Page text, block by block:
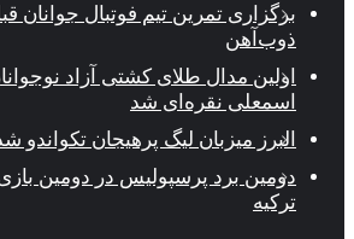
برگزاری تمرین تیم فوتبال جوانان
ذوب‌آهن
اولین مدال طلای کشتی آزاد
اسمعلی نقره‌ای شد
البرز میزبان لیگ پرهیجان تکواندو
دومین برد پرسپولیس در دومین
ترکیه